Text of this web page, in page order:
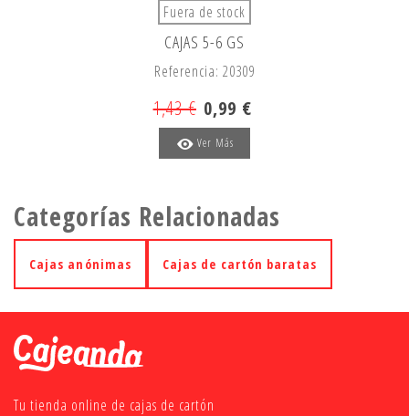
Fuera de stock
CAJAS 5-6 GS
Referencia: 20309
1,43 € 0,99 €
Ver Más
Categorías Relacionadas
Cajas anónimas Cajas de cartón baratas
Tu tienda online de cajas de cartón